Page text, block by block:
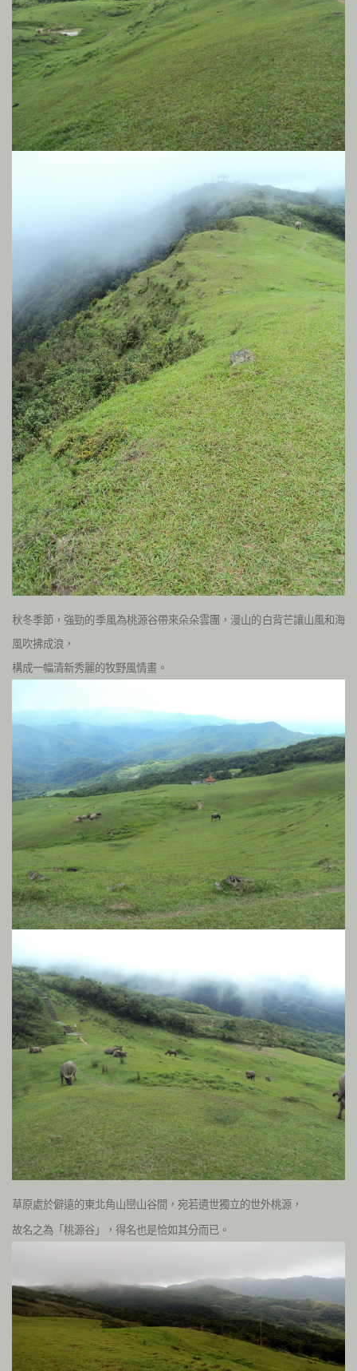
秋冬季節，強勁的季風為桃源谷帶來朵朵雲團，漫山的白背芒讓山風和海
風吹拂成浪，
構成一幅清新秀麗的牧野風情畫。
草原處於僻遠的東北角山巒山谷間，宛若遺世獨立的世外桃源，
故名之為「桃源谷」，得名也是恰如其分而已。